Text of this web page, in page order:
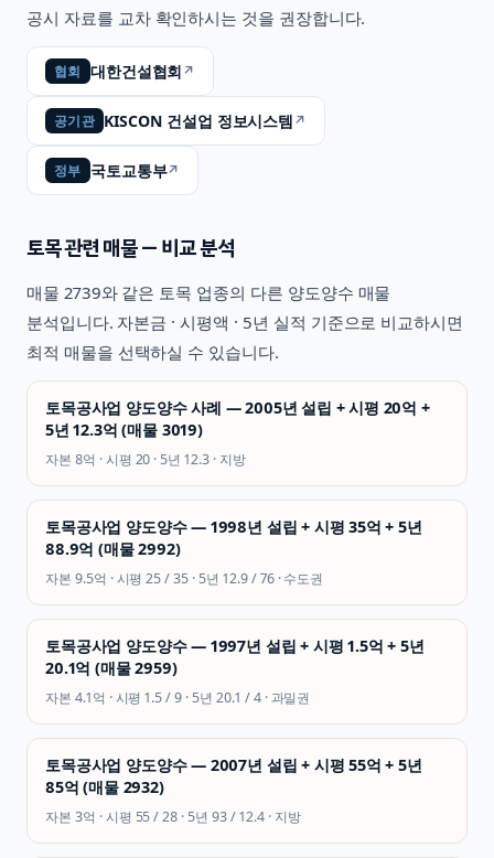
공시 자료를 교차 확인하시는 것을 권장합니다.
협회 대한건설협회↗
공기관 KISCON 건설업 정보시스템↗
정부 국토교통부↗
토목관련 매물 — 비교 분석
매물 2739와 같은 토목 업종의 다른 양도양수 매물
분석입니다. 자본금 · 시평액 · 5년 실적 기준으로 비교하시면
최적 매물을 선택하실 수 있습니다.
토목공사업 양도양수 사례 — 2005년 설립 + 시평 20억 +
5년 12.3억 (매물 3019)
자본 8억 · 시평 20 · 5년12.3· 지방
토목공사업 양도양수 — 1998년 설립 + 시평 35억 + 5년
88.9억 (매물 2992)
자본 9.5억 · 시평25 / 35 · 5년 12.9 / 76·수도권
토목공사업 양도양수 — 1997년 설립 + 시평 1.5억 + 5년
20.1억 (매물 2959)
자본 4.1억 · 시평1.5 / 9 · 5년 20.1 / 4·과밀권
토목공사업 양도양수 — 2007년 설립 + 시평 55억 + 5년
85억 (매물 2932)
자본 3억 · 시평 55 / 28 · 5년93 / 12.4· 지방